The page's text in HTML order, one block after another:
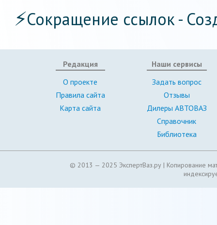
⚡Сокращение ссылок -
Редакция
О проекте
Правила сайта
Карта сайта
Наши сервисы
Задать вопрос
Отзывы
Дилеры АВТОВАЗ
Справочник
Библиотека
© 2013 — 2025 ЭкспертВаз.ру | Копирование